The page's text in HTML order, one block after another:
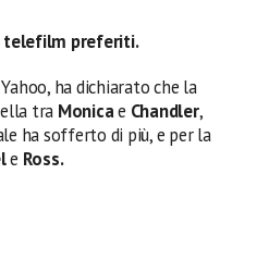
telefilm preferiti.
ha dichiarato che la
tra Monicae Chandler,
ha sofferto di più, e per la
e Ross.